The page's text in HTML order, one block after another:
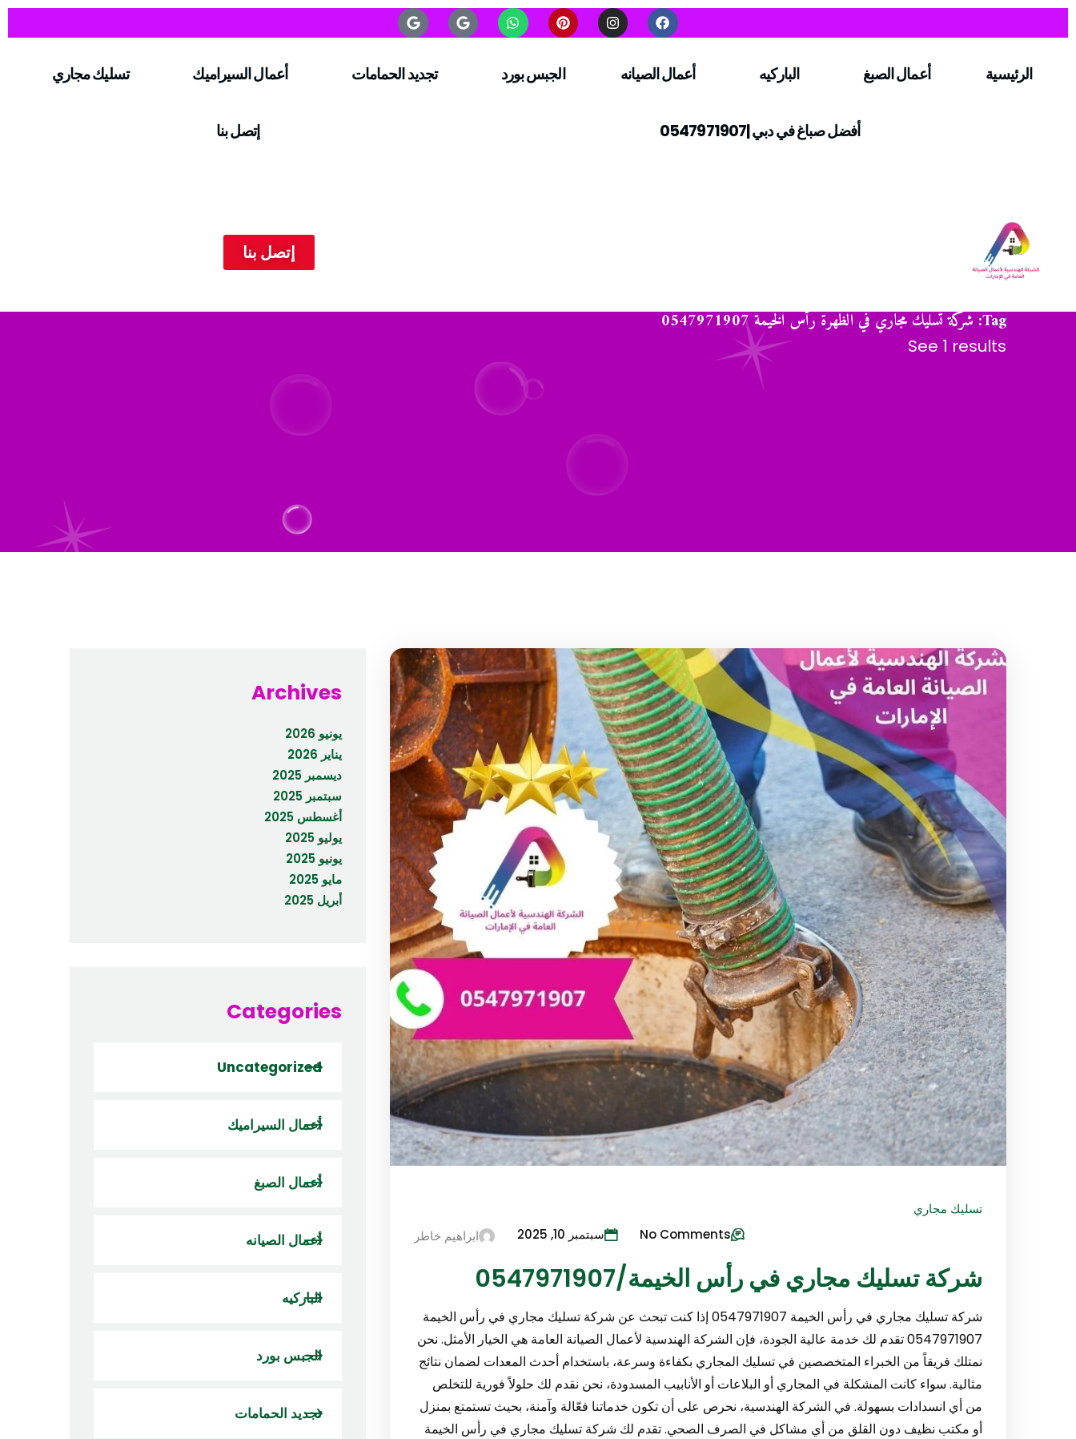
الرئيسية أعمال الصبغ الباركيه أعمال الصيانه الجبس بورد تجديد الحمامات أعمال السيراميك تسليك مجاري
أفضل صباغ في دبي |0547971907 إتصل بنا
إتصل بنا
Tag: شركة تسليك مجاري في الظهرة رأس الخيمة 0547971907
See 1 results
تسليك مجاري
ابراهيم خاطر
سبتمبر 10, 2025 No Comments
شركة تسليك مجاري في رأس الخيمة/0547971907
شركة تسليك مجاري في رأس الخيمة 0547971907 إذا كنت تبحث عن شركة تسليك مجاري في رأس الخيمة
0547971907 تقدم لك خدمة عالية الجودة، فإن الشركة الهندسية لأعمال الصيانة العامة هي الخيار الأمثل. نحن
نمتلك فريقاً من الخبراء المتخصصين في تسليك المجاري بكفاءة وسرعة، باستخدام أحدث المعدات لضمان نتائج
مثالية. سواء كانت المشكلة في المجاري أو البلاعات أو الأنابيب المسدودة، نحن نقدم لك حلولاً فورية للتخلص
من أي انسدادات بسهولة. في الشركة الهندسية، نحرص على أن تكون خدماتنا فعّالة وآمنة، بحيث تستمتع بمنزل
أو مكتب نظيف دون القلق من أي مشاكل في الصرف الصحي. تقدم لك شركة تسليك مجاري في رأس الخيمة
Archives
يونيو 2026
يناير 2026
ديسمبر 2025
سبتمبر 2025
أغسطس 2025
يوليو 2025
يونيو 2025
مايو 2025
أبريل 2025
Categories
Uncategorized
أعمال السيراميك
أعمال الصبغ
أعمال الصيانه
الباركيه
الجبس بورد
تجديد الحمامات